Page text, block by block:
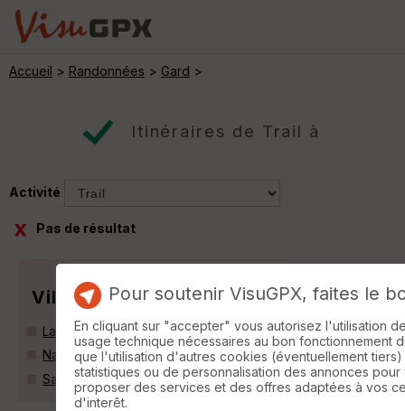
Accueil > Randonnées > Gard >
Itinéraires de Trail à
Activité
Pas de résultat
Villes
Lanuéjols (30750)
Nant (12230)
Saint-Jean-du-Bruel (12230)
Pour soutenir VisuGPX, faites le
En cliquant sur "accepter" vous autorisez l'utilisation
usage technique nécessaires au bon fonctionnement
que l'utilisation d'autres cookies (éventuellement
statistiques ou de personnalisation des annonces pour
proposer des services et des offres adaptées à vos
d'interêt.